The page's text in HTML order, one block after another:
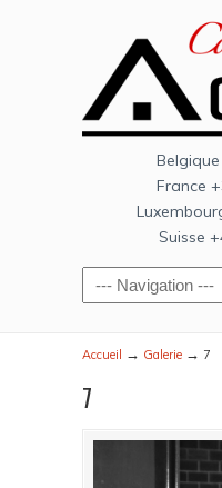
France
Suisse
Accueil → Galerie → 7
7